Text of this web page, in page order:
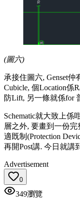
(圖六)
承接住圖六, Genset仲
Cubicle, 個Location係
防Lift, 另一條就係for
Schematic就大致上係
層之外, 要畫到一份完
適既制(Protection
再開Post講. 今日就講
Advertisement
0
349瀏覽